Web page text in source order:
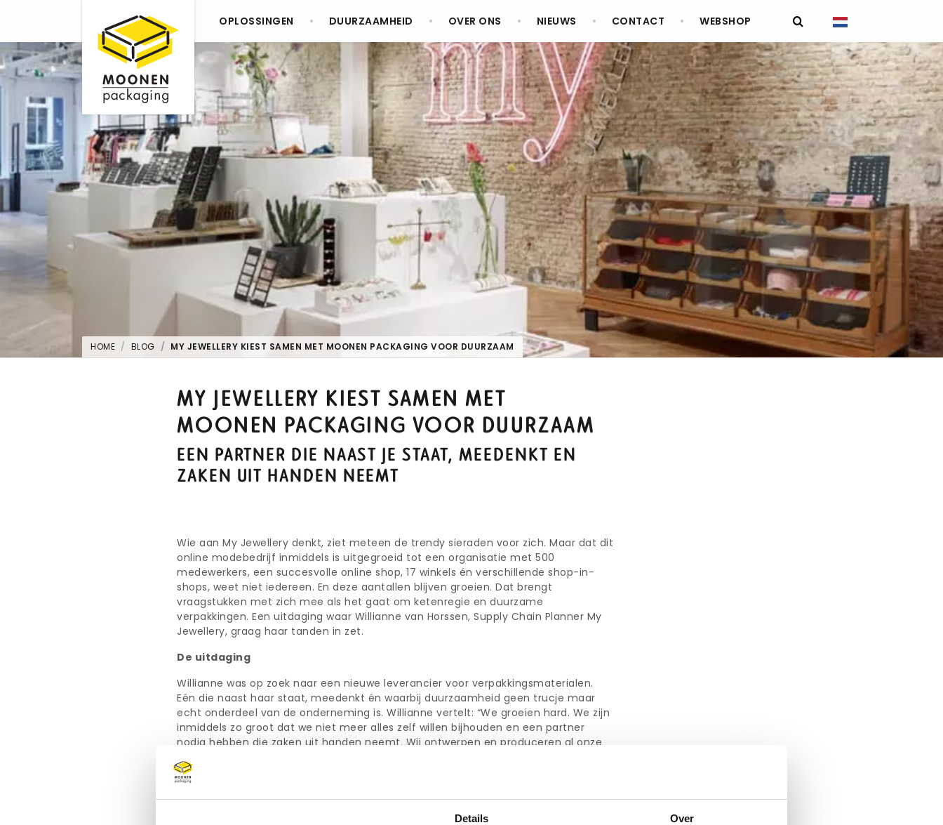
Details Over
OPLOSSINGEN DUURZAAMHEID OVER ONS NIEUWS CONTACT
WEBSHOP
HOME BLOG MY JEWELLERY KIEST SAMEN MET MOONEN PACKAGING VOOR DUURZAAM
MY JEWELLERY KIEST SAMEN MET
MOONEN PACKAGING VOOR DUURZAAM
EEN PARTNER DIE NAAST JE STAAT, MEEDENKT EN
ZAKEN UIT HANDEN NEEMT
Wie aan My Jewellery denkt, ziet meteen de trendy sieraden voor zich. Maar dat dit
online modebedrijf inmiddels is uitgegroeid tot een organisatie met 500
medewerkers, een succesvolle online shop, 17 winkels én verschillende shop-in-
shops, weet niet iedereen. En deze aantallen blijven groeien. Dat brengt
vraagstukken met zich mee als het gaat om ketenregie en duurzame
verpakkingen. Een uitdaging waar Willianne van Horssen, Supply Chain Planner My
Jewellery, graag haar tanden in zet.
De uitdaging
Willianne was op zoek naar een nieuwe leverancier voor verpakkingsmaterialen.
Eén die naast haar staat, meedenkt én waarbij duurzaamheid geen trucje maar
echt onderdeel van de onderneming is. Willianne vertelt: “We groeien hard. We zijn
inmiddels zo groot dat we niet meer alles zelf willen bijhouden en een partner
nodig hebben die zaken uit handen neemt. Wij ontwerpen en produceren al onze
betekent dat verpakkingen continu aangepast moeten worden. En dat alles zo
duurzaam mogelijk: dat vragen onze klanten en dat willen we zelf. Er werken
namelijk veel jonge mensen bij My Jewellery en daarbij zit dat in de genen. Genoeg
wensen dus. Moonen Packaging was op het juiste moment op de juiste plek en het